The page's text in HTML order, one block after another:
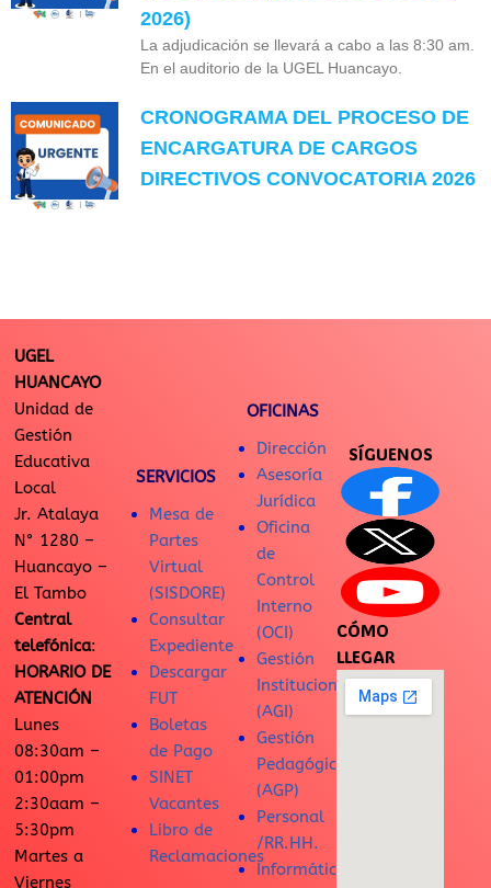
2026)
La adjudicación se llevará a cabo a las 8:30 am.
En el auditorio de la UGEL Huancayo.
CRONOGRAMA DEL PROCESO DE
ENCARGATURA DE CARGOS
DIRECTIVOS CONVOCATORIA 2026
UGEL
HUANCAYO
Unidad de
Gestión
Educativa
Local
Jr. Atalaya
N° 1280 –
Huancayo –
El Tambo
Central
telefónica:
HORARIO DE
ATENCIÓN
Lunes
08:30am –
01:00pm
2:30aam –
5:30pm
Martes a
Viernes
SERVICIOS
Mesa de
Partes
Virtual
(SISDORE)
Consultar
Expediente
Descargar
FUT
Boletas
de Pago
SINET
Vacantes
Libro de
Reclamaciones
OFICINAS
Dirección
Asesoría
Jurídica
Oficina
de
Control
Interno
(OCI)
Gestión
Institucional
(AGI)
Gestión
Pedagógica
(AGP)
Personal
/RR.HH.
Informática
SÍGUENOS
CÓMO
LLEGAR